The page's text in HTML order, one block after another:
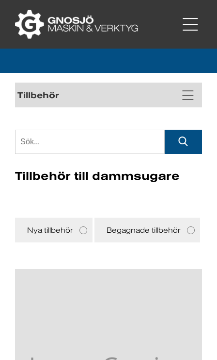
Tillbehör
Tillbehör till dammsugare
Nya tillbehör Begagnade tillbehör